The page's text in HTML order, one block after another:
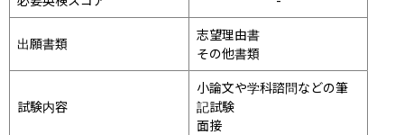
出願書類
志望理由書
その他書類
試験内容
小論文や学科諮問などの筆
記試験
面接